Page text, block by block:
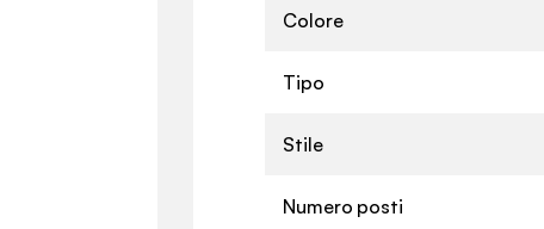
Colore
Tipo
Stile
Numero posti